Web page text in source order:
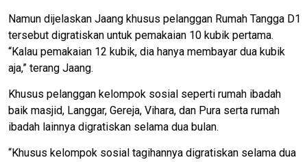
Namun dijelaskan Jaang khusus pelanggan Rumah Tangga D1
tersebut digratiskan untuk pemakaian 10 kubik pertama.
“Kalau pemakaian 12 kubik, dia hanya membayar dua kubik
aja,” terang Jaang.
Khusus pelanggan kelompok sosial seperti rumah ibadah
baik masjid, Langgar, Gereja, Vihara, dan Pura serta rumah
ibadah lainnya digratiskan selama dua bulan.
“Khusus kelompok sosial tagihannya digratiskan selama dua